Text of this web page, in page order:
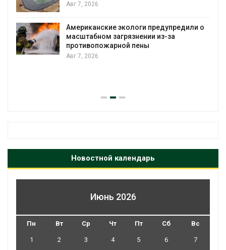
Авг 7, 2026
Американские экологи предупредили о
масштабном загрязнении из-за
противопожарной пены
Авг 7, 2026
Новостной календарь
Июнь 2026
Пн Вт Ср Чт Пт Сб Вс
1 2 3 4 5 6 7